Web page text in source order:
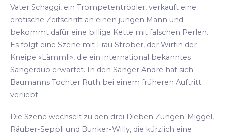
Vater Schaggi, ein Trompetentrödler, verkauft eine
erotische Zeitschrift an einen jungen Mann und
bekommt dafür eine billige Kette mit falschen Perlen.
Es folgt eine Szene mit Frau Strober, der Wirtin der
Kneipe «Lämmli», die ein international bekanntes
Sängerduo erwartet. In den Sänger André hat sich
Baumanns Tochter Ruth bei einem früheren Auftritt
verliebt.
Die Szene wechselt zu den drei Dieben Zungen-Miggel,
Räuber-Seppli und Bunker-Willy, die kürzlich eine